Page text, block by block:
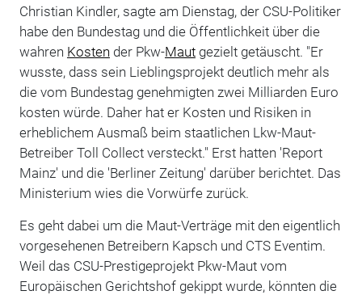
Christian Kindler, sagte am Dienstag, der CSU-Politiker
habe den Bundestag und die Öffentlichkeit über die
wahren Kosten der Pkw-Mautgezielt getäuscht. "Er
wusste, dass sein Lieblingsprojekt deutlich mehr als
die vom Bundestag genehmigten zwei Milliarden Euro
kosten würde. Daher hat er Kosten und Risiken in
erheblichem Ausmaß beim staatlichen Lkw-Maut-
Betreiber Toll Collect versteckt." Erst hatten 'Report
Mainz' und die 'Berliner Zeitung' darüber berichtet. Das
Ministerium wies die Vorwürfe zurück.
Es geht dabei um die Maut-Verträge mit den eigentlich
vorgesehenen Betreibern Kapsch und CTS Eventim.
Weil das CSU-Prestigeprojekt Pkw-Maut vom
Europäischen Gerichtshof gekippt wurde, könnten die